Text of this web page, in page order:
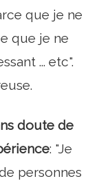
que je ne
que je ne
... etc".
doute de
: "Je
personnes